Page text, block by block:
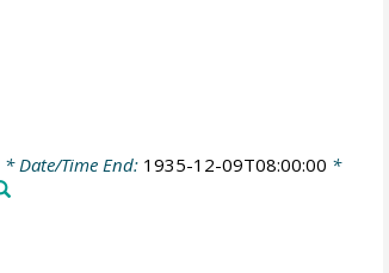
* Date/Time End: 1935-12-09T08:00:00 *